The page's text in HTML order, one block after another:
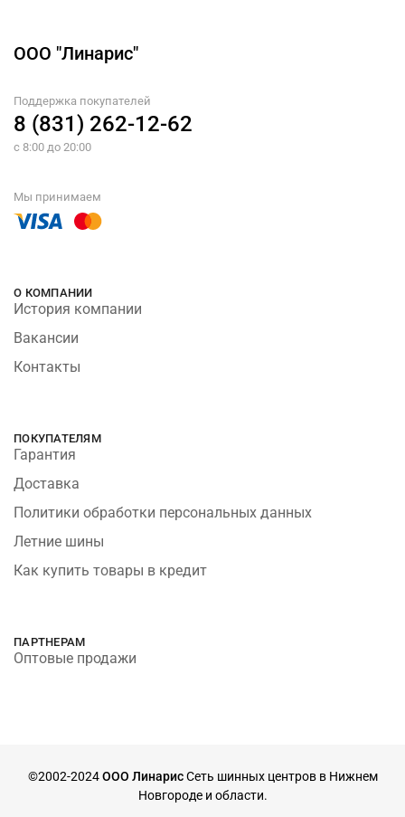
ООО "Линарис"
Поддержка покупателей
8 (831) 262-12-62
с 8:00 до 20:00
Мы принимаем
О КОМПАНИИ
История компании
Вакансии
Контакты
ПОКУПАТЕЛЯМ
Гарантия
Доставка
Политики обработки персональных данных
Летние шины
Как купить товары в кредит
ПАРТНЕРАМ
Оптовые продажи
©2002-2024ООО ЛинарисСеть шинных центров в Нижнем
Новгороде и области.